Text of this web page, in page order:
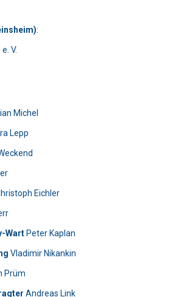
:
V.
Michel
Lepp
leer.
Eichler
Wart Peter Kaplan
Vladimir Nikankin
Prüm
Andreas Link